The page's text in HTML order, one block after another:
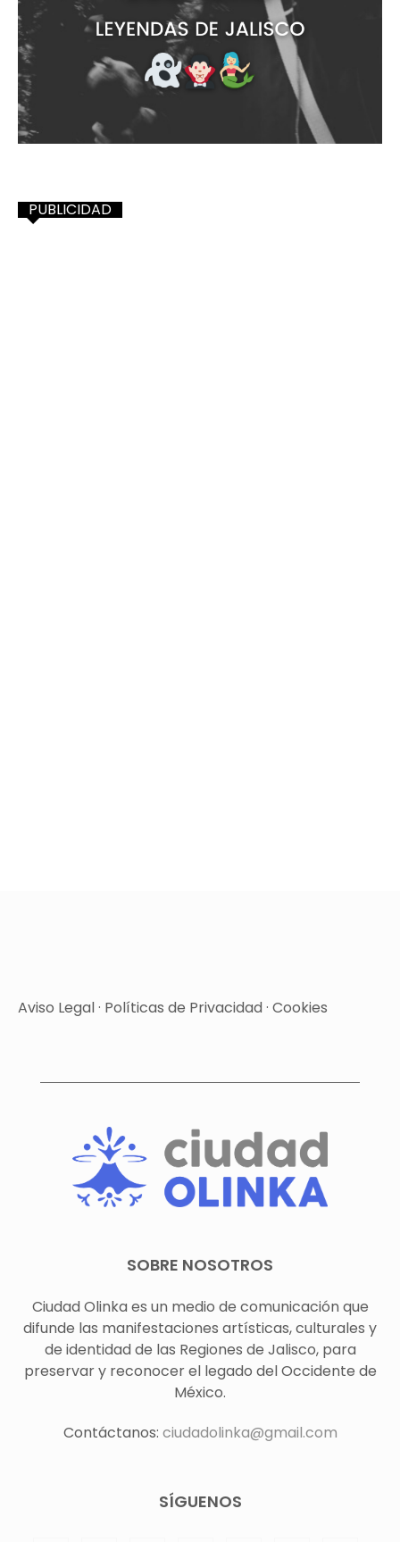
PUBLICIDAD
Aviso Legal· Políticas de Privacidad· Cookies
SOBRE NOSOTROS
Ciudad Olinka es un medio de comunicación que
difunde las manifestaciones artísticas, culturales y
de identidad de las Regiones de Jalisco, para
preservar y reconocer el legado del Occidente de
México.
Contáctanos: ciudadolinka@gmail.com
SÍGUENOS